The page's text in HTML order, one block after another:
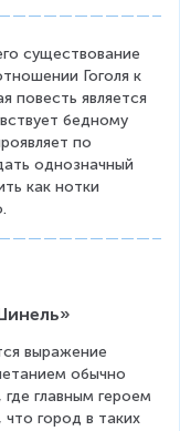
существование
Гоголя к
повесть является
бедному
по
однозначный
как нотки
выражение
обычно
главным героем
город в таких